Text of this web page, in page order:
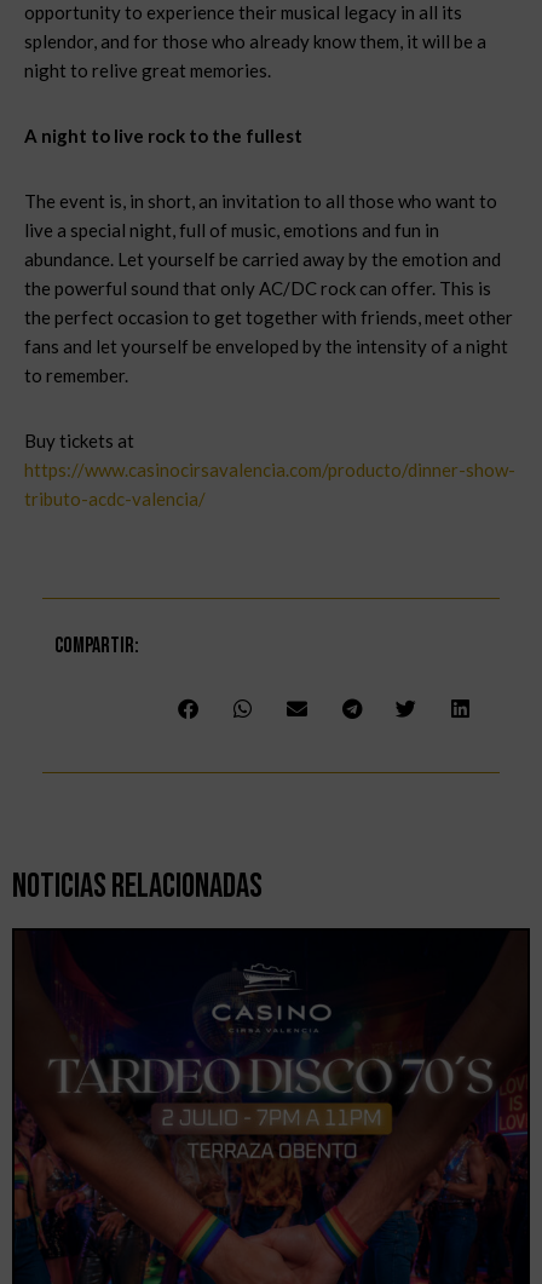
opportunity to experience their musical legacy in all its
splendor, and for those who already know them, it will be a
night to relive great memories.
A night to live rock to the fullest
The event is, in short, an invitation to all those who want to
live a special night, full of music, emotions and fun in
abundance. Let yourself be carried away by the emotion and
the powerful sound that only AC/DC rock can offer. This is
the perfect occasion to get together with friends, meet other
fans and let yourself be enveloped by the intensity of a night
to remember.
Buy tickets at
https://www.casinocirsavalencia.com/producto/dinner-show-
tributo-acdc-valencia/
Compartir:
Noticias Relacionadas